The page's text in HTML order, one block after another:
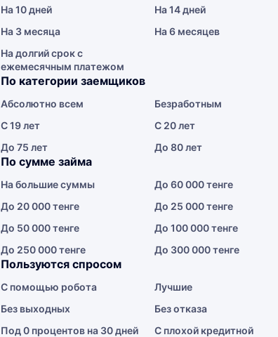
На 10 дней
На 14 дней
На 3 месяца
На 6 месяцев
На долгий срок с
ежемесячным платежом
По категории заемщиков
Абсолютно всем Безработным
С 19 лет
С 20 лет
До 75 лет
До 80 лет
По сумме займа
На большие суммы До 60 000 тенге
До 20 000 тенге
До 25 000 тенге
До 50 000 тенге
До 100 000 тенге
До 250 000 тенге
До 300 000 тенге
Пользуются спросом
С помощью робота Лучшие
Без выходных
Без отказа
Под 0 процентов на 30 дней
С плохой кредитной